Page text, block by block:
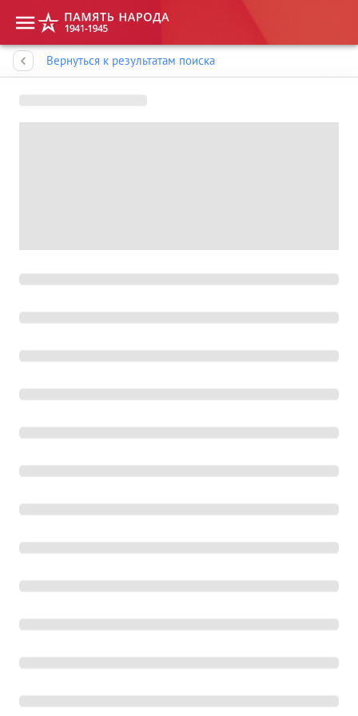
Вернуться к результатам поиска
Память народа